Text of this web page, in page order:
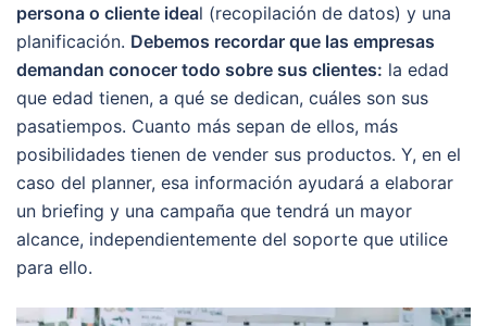
persona o cliente ideal (recopilación de datos) y una
planificación. Debemos recordar que las empresas
demandan conocer todo sobre sus clientes: la edad
que edad tienen, a qué se dedican, cuáles son sus
pasatiempos. Cuanto más sepan de ellos, más
posibilidades tienen de vender sus productos. Y, en el
caso del planner, esa información ayudará a elaborar
un briefing y una campaña que tendrá un mayor
alcance, independientemente del soporte que utilice
para ello.